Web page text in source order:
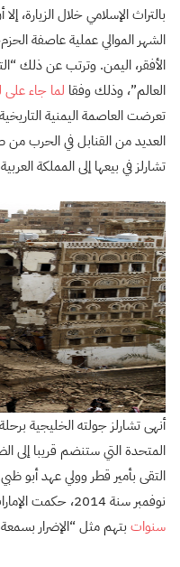
بالتراث الإسلامي خلال الزيارة،
الشهر الموالي عملية عاصفة
الأفقر، اليمن. وترتب عن ذلك
العالم”، وذلك وفقا لما جاء
تعرضت العاصمة اليمنية
العديد من القنابل في الحرب من
تشارلز في بيعها إلى المملكة
أنهى تشارلز جولته الخليجية
المتحدة التي ستنضم قريبا إلى
نوفمبر سنة 2014، حكمت الإمارات على الناشط أسامة النجار بالسجن
سنوات بتهم مثل “الإضرار